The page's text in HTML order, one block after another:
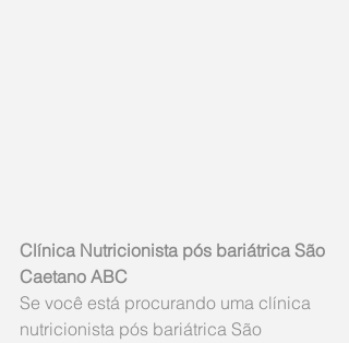
Clínica Nutricionista pós bariátrica São
Caetano ABC
Se você está procurando uma clínica
nutricionista pós bariátrica São